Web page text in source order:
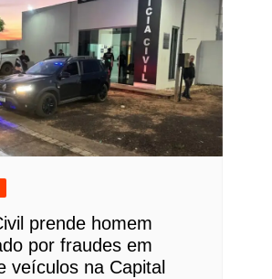
prende homem
por fraudes em
veículos na Capital